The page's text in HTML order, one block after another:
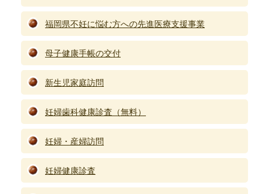
福岡県不妊に悩む方への先進医療支援事業
母子健康手帳の交付
新生児家庭訪問
妊婦歯科健康診査（無料）
妊婦・産婦訪問
妊婦健康診査